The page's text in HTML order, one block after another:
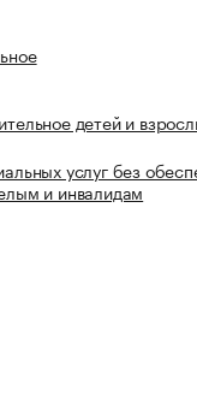
детей и
услуг без
и инвалидам